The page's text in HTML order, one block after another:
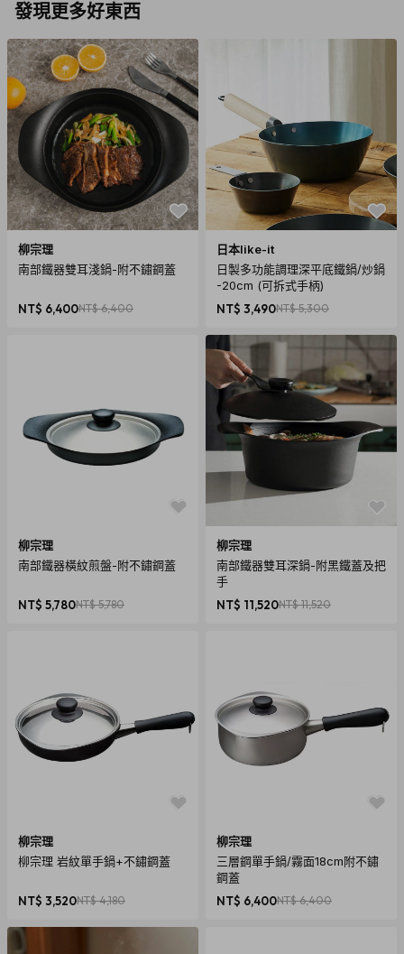
發現更多好東西
柳宗理
南部鐵器雙耳淺鍋-附不鏽鋼蓋
NT$ 6,400NT$ 6,400
日本like-it
日製多功能調理深平底鐵鍋/炒鍋
-20cm (可拆式手柄)
NT$ 3,490NT$ 5,300
柳宗理
南部鐵器橫紋煎盤-附不鏽鋼蓋
NT$ 5,780NT$ 5,780
柳宗理
南部鐵器雙耳深鍋-附黑鐵蓋及把
手
NT$ 11,520NT$ 11,520
柳宗理
柳宗理 岩紋單手鍋+不鏽鋼蓋
NT$ 3,520NT$ 4,180
柳宗理
三層鋼單手鍋/霧面18cm附不鏽
鋼蓋
NT$ 6,400NT$ 6,400